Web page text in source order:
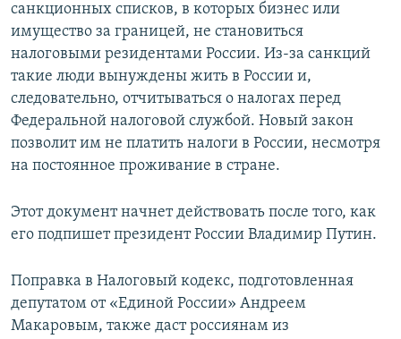
санкционных списков, в которых бизнес или
имущество за границей, не становиться
налоговыми резидентами России. Из-за санкций
такие люди вынуждены жить в России и,
следовательно, отчитываться о налогах перед
Федеральной налоговой службой. Новый закон
позволит им не платить налоги в России, несмотря
на постоянное проживание в стране.
Этот документ начнет действовать после того, как
его подпишет президент России Владимир Путин.
Поправка в Налоговый кодекс, подготовленная
депутатом от «Единой России» Андреем
Макаровым, также даст россиянам из